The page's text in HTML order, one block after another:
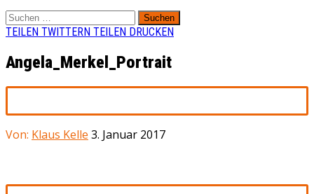
Suchen
nach:
TEILEN TWITTERN TEILEN DRUCKEN
Angela_Merkel_Portrait
Von: Klaus Kelle 3. Januar 2017